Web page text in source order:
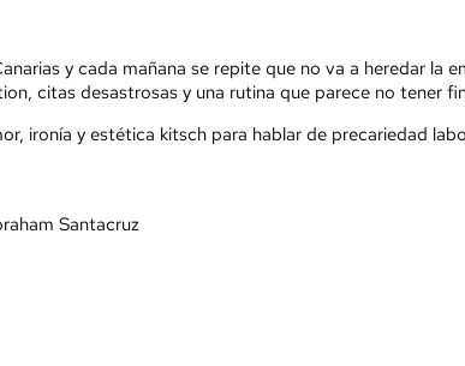
y cada mañana se repite que no va a heredar la
citas desastrosas y una rutina que parece no tener
y estética kitsch para hablar de precariedad
Santacruz